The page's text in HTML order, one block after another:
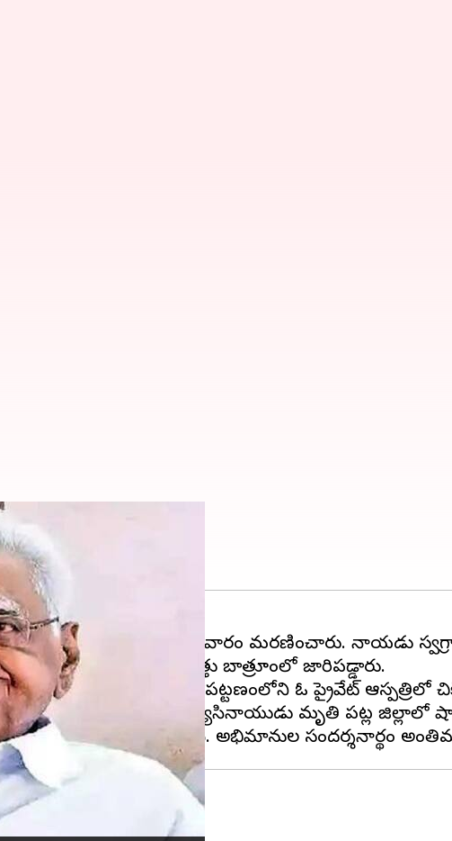
ఇకలేరు
తాడ్డి సన్యాసినాయుడు ఆదివారం మరణించారు. నాయడు
కిందట ప్రమాదవశాత్తు బాత్రూంలో జారిపడ్డారు.
ఈ నేపథ్యంలోనే విశాఖపట్టణంలోని ఓ ప్రైవేట్ ఆస్పత్రిలో
రాజకీయ నాయకుడు సన్యాసినాయుడు మృతి పట్ల జిల్లాలో